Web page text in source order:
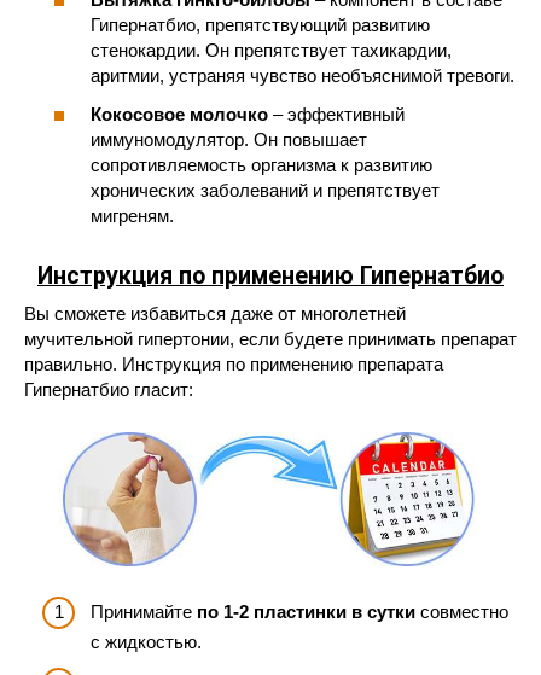
Гипернатбио, препятствующий развитию
стенокардии. Он препятствует тахикардии,
аритмии, устраняя чувство необъяснимой тревоги.
Кокосовое молочко – эффективный
иммуномодулятор. Он повышает
сопротивляемость организма к развитию
хронических заболеваний и препятствует
мигреням.
Инструкция по применению Гипернатбио
Вы сможете избавиться даже от многолетней
мучительной гипертонии, если будете принимать препарат
правильно. Инструкция по применению препарата
Гипернатбио гласит:
Принимайте по 1-2 пластинки в сутки совместно
с жидкостью.